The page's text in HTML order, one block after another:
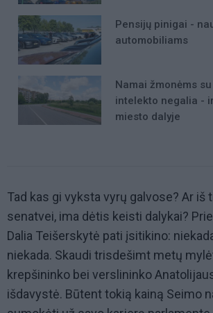
Pensijų pinigai -
automobiliams
Namai žmonėms
intelekto negalia -
miesto dalyje
Tad kas gi vyksta vyrų galvose? Ar iš
senatvei, ima dėtis keisti dalykai?
Dalia Teišerskytė pati įsitikino:
niekada. Skaudi trisdešimt metų
krepšininko bei verslininko
išdavystė. Būtent tokią kainą Seimo